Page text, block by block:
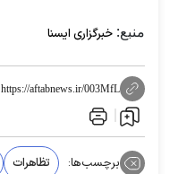
منبع: خبرگزاری ایسنا
https://aftabnews.ir/003MfL
برچسب‌ها: تظاهرات